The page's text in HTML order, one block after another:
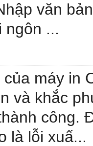
văn
ngôn ...
máy in
và khắc
công.
là lỗi xuấ...